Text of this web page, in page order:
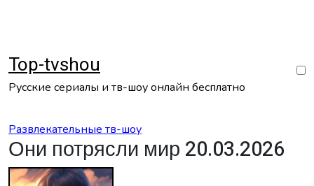
Top-tvshou
Русские сериалы и тв-шоу онлайн бесплатно
Развлекательные тв-шоу
Они потрясли мир 20.03.2026